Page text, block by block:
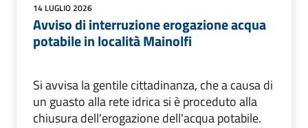
14 LUGLIO 2026
Avviso di interruzione erogazione acqua
potabile in località Mainolfi
Si avvisa la gentile cittadinanza, che a causa di
un guasto alla rete idrica si è proceduto alla
chiusura dell'erogazione dell'acqua potabile.